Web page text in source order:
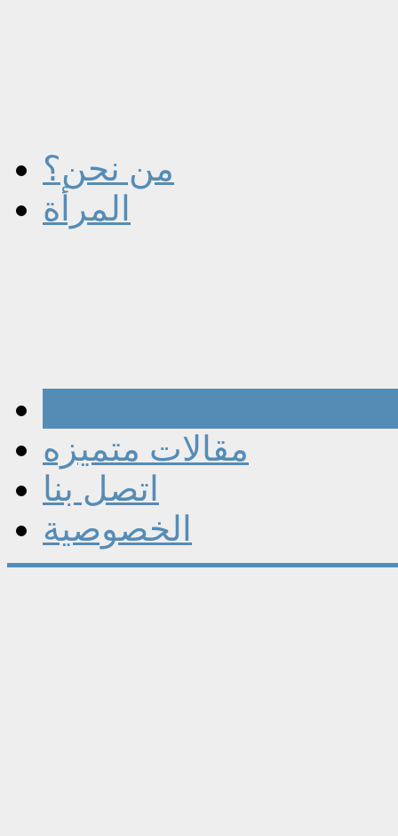
من نحن؟
المرأة
مقالات متميزه
اتصل بنا
الخصوصية